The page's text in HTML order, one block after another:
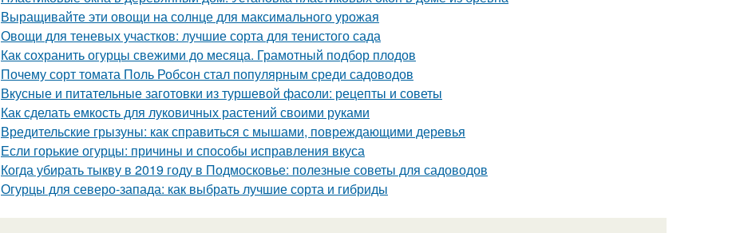
Выращивайте эти овощи на солнце для максимального урожая
Овощи для теневых участков: лучшие сорта для тенистого сада
Как сохранить огурцы свежими до месяца. Грамотный подбор плодов
Почему сорт томата Поль Робсон стал популярным среди садоводов
Вкусные и питательные заготовки из туршевой фасоли: рецепты и советы
Как сделать емкость для луковичных растений своими руками
Вредительские грызуны: как справиться с мышами, повреждающими деревья
Если горькие огурцы: причины и способы исправления вкуса
Когда убирать тыкву в 2019 году в Подмосковье: полезные советы для садоводов
Огурцы для северо-запада: как выбрать лучшие сорта и гибриды